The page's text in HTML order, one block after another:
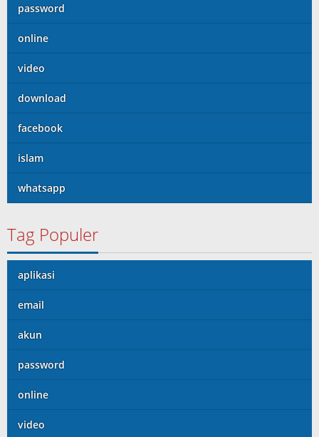
password
online
video
download
facebook
islam
whatsapp
Tag Populer
aplikasi
email
akun
password
online
video